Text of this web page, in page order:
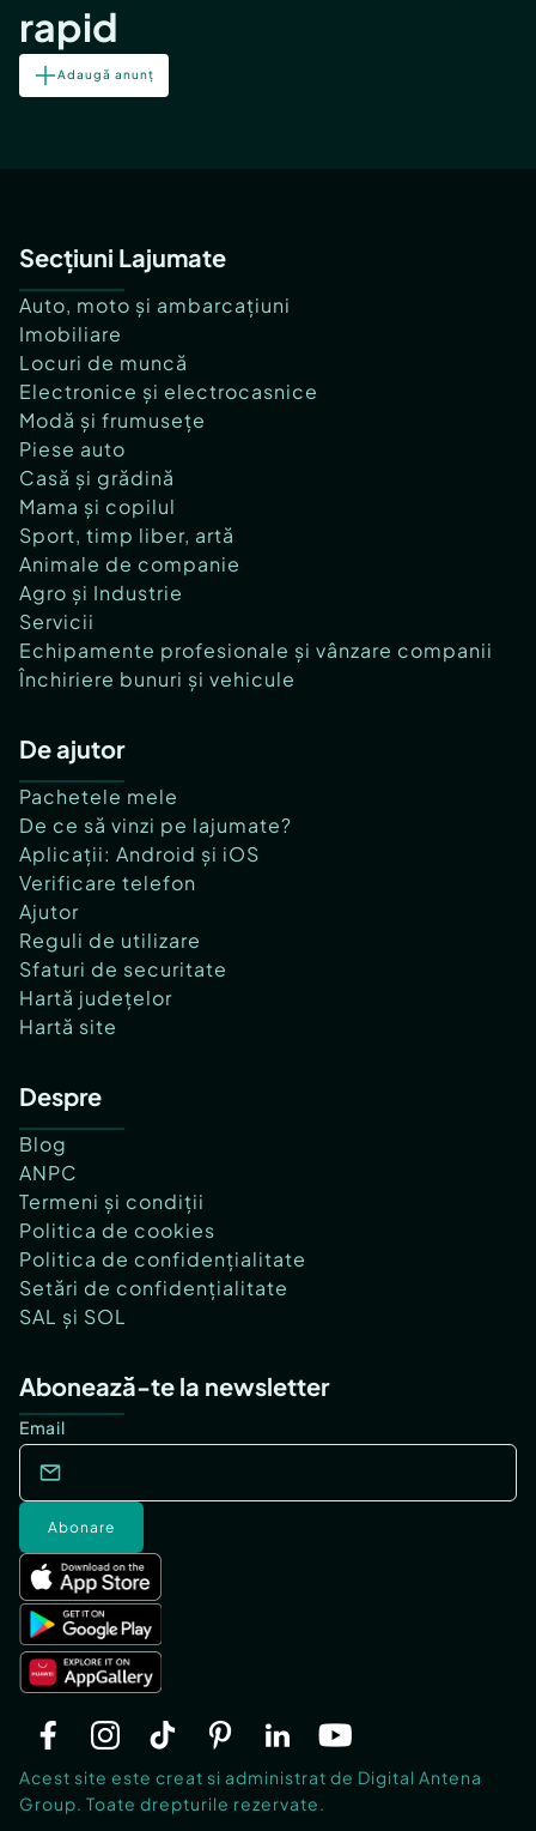
rapid
Adaugă anunț
Secțiuni Lajumate
Auto, moto și ambarcațiuni
Imobiliare
Locuri de muncă
Electronice și electrocasnice
Modă și frumusețe
Piese auto
Casă și grădină
Mama și copilul
Sport, timp liber, artă
Animale de companie
Agro și Industrie
Servicii
Echipamente profesionale și vânzare companii
Închiriere bunuri și vehicule
De ajutor
Pachetele mele
De ce să vinzi pe lajumate?
Aplicații: Android și iOS
Verificare telefon
Ajutor
Reguli de utilizare
Sfaturi de securitate
Hartă județelor
Hartă site
Despre
Blog
ANPC
Termeni și condiții
Politica de cookies
Politica de confidențialitate
Setări de confidențialitate
SAL și SOL
Abonează-te la newsletter
Email
Abonare
Acest site este creat si administrat de Digital Antena
Group. Toate drepturile rezervate.